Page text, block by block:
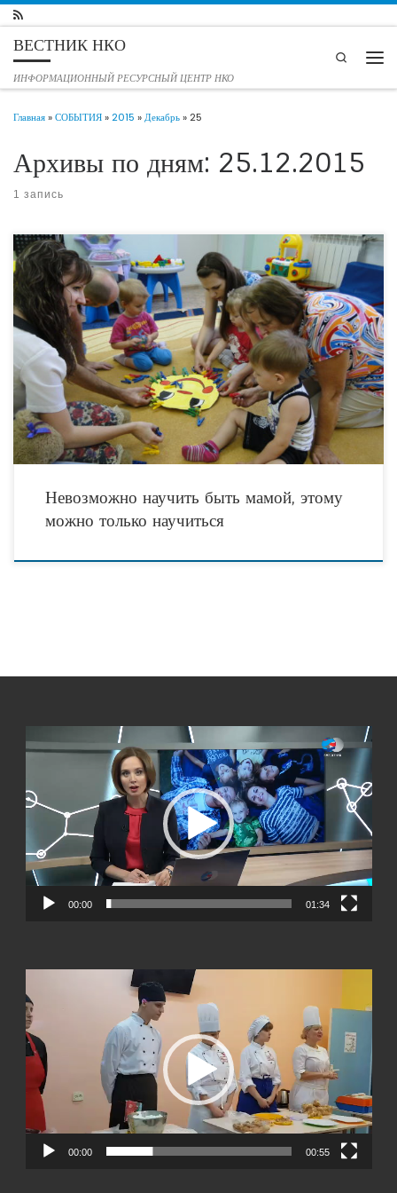
Перейти к содержимому
ВЕСТНИК НКО
ИНФОРМАЦИОННЫЙ РЕСУРСНЫЙ ЦЕНТР НКО
Search
Главная»СОБЫТИЯ»2015 »Декабрь» 25
Архивы по дням: 25.12.2015
1 запись
«Невозможно научить быть мамой, этому можно только научиться» 19 декабря
2015 года на сайте «Русская планета» опубликован материал «Невозможно
научить быть мамой, этому можно только
Невозможно научить быть мамой, этому
можно только научиться
00:00 01:34
00:00 00:55